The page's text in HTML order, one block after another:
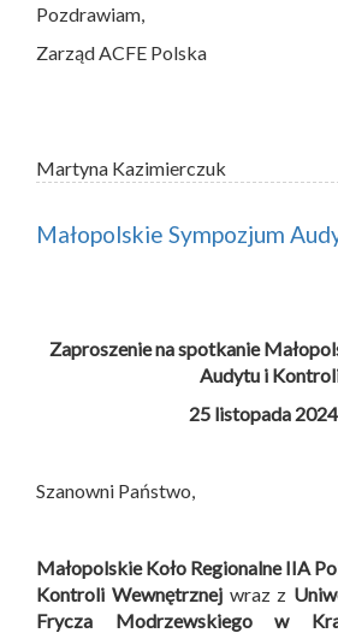
Pozdrawiam,
Zarząd ACFE Polska
Martyna Kazimierczuk
Małopolskie Sympozjum
Zaproszenie na spotkanie
Audytu i
25 listopada
Szanowni Państwo,
Małopolskie Koło Regionalne IIA
Kontroli Wewnętrznejwraz z
Frycza Modrzewskiego w